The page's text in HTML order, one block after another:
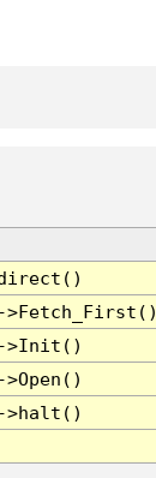
>Init()
>halt()